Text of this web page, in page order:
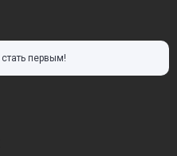
первым!